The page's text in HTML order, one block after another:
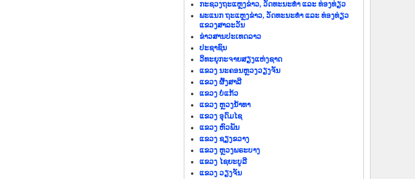
ກະຊວງຖະແຫຼງຂ່າວ, ວັດທະນະທຳ ແລະ ທ່ອງທ່ຽວ
ພະແນກ ຖະແຫຼງຂ່າວ, ວັດທະນະທຳ ແລະ ທ່ອງທ່ຽວ
ແຂວງສາລະວັນ
ຂ່າວ​ສານ​ປະ​ເທດ​ລາວ
ປະ​ຊາ​ຊົນ
ວິທະຍຸກະຈາຍສຽງແຫ່ງຊາດ
ແຂວງ ນະ​ຄອນຫຼວງວຽງ​ຈັນ
ແຂວງ ຜົ້ງ​ສາ​ລີ
ແຂວງ ບໍ່​ແກ້ວ
ແຂວງ ຫຼວງນໍ້າທາ
ແຂວງ ອຸດົມໄຊ
ແຂວງ ຫົວພັນ
ແຂວງ ຊຽງຂວາງ
ແຂວງ ຫຼວງພຣະບາງ
ແຂວງ ໄຊຍະບູລີ
ແຂວງ ວຽງຈັນ